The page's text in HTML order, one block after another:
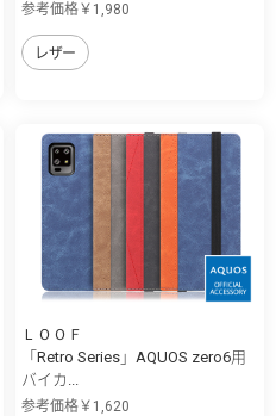
参考価格￥1,980
レザー
ＬＯＯＦ
「Retro Series」AQUOS zero6用
バイカ...
参考価格￥1,620